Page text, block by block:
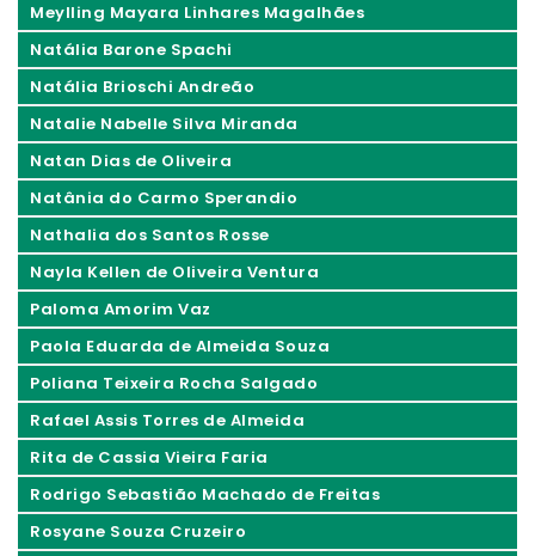
Meylling Mayara Linhares Magalhães
Natália Barone Spachi
Natália Brioschi Andreão
Natalie Nabelle Silva Miranda
Natan Dias de Oliveira
Natânia do Carmo Sperandio
Nathalia dos Santos Rosse
Nayla Kellen de Oliveira Ventura
Paloma Amorim Vaz
Paola Eduarda de Almeida Souza
Poliana Teixeira Rocha Salgado
Rafael Assis Torres de Almeida
Rita de Cassia Vieira Faria
Rodrigo Sebastião Machado de Freitas
Rosyane Souza Cruzeiro